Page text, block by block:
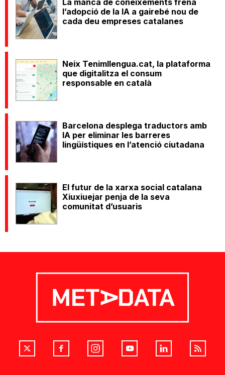
l’adopció de la IA a gairebé nou de
cada deu empreses catalanes
Neix Tenimllengua.cat, la plataforma
que digitalitza el consum
responsable en català
Barcelona desplega traductors amb
IA per eliminar les barreres
lingüístiques en l’atenció ciutadana
El futur de la xarxa social catalana
Xiuxiuejar penja de la seva
comunitat d’usuaris